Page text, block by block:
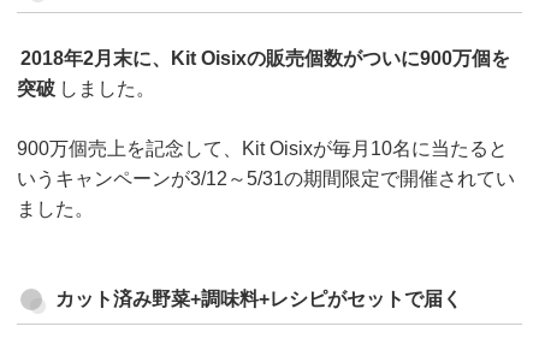
2018年2月末に、Kit Oisixの販売個数がついに900万個を
突破 しました。
900万個売上を記念して、Kit Oisixが毎月10名に当たると
いうキャンペーンが3/12～5/31の期間限定で開催されてい
ました。
カット済み野菜+調味料+レシピがセットで届く